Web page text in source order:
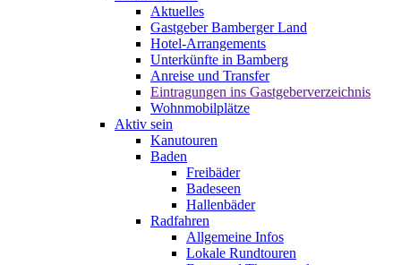
Aktuelles
Gastgeber Bamberger Land
Hotel-Arrangements
Unterkünfte in Bamberg
Anreise und Transfer
Eintragungen ins Gastgeberverzeichnis
Wohnmobilplätze
Aktiv sein
Kanutouren
Baden
Freibäder
Badeseen
Hallenbäder
Radfahren
Allgemeine Infos
Lokale Rundtouren